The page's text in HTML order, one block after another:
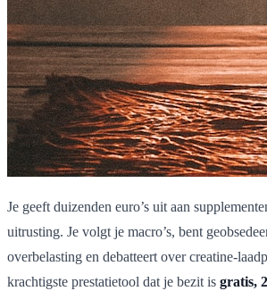
Je geeft duizenden euro’s uit aan
uitrusting. Je volgt je macro’s, bent
overbelasting en debatteert over creatine-
krachtigste prestatietool dat je bezit is gratis,